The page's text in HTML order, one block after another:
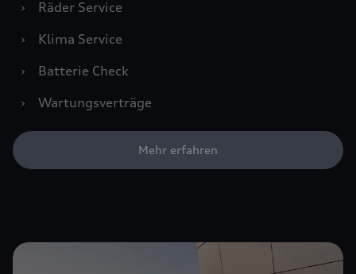
›
Räder Service
›
Klima Service
›
Batterie Check
›
Wartungsverträge
Mehr erfahren